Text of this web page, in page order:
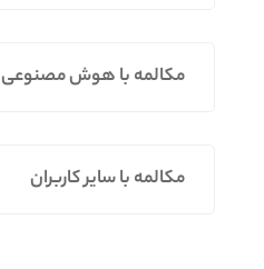
مکالمه با هوش مصنوعی
مکالمه با سایر کاربران